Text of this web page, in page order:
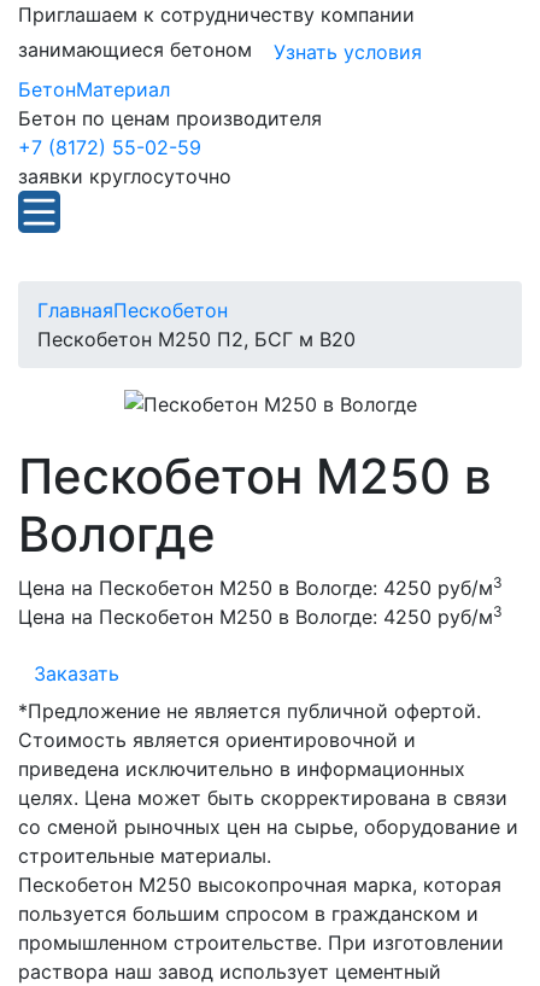
Приглашаем к сотрудничеству компании
занимающиеся бетоном
Узнать условия
БетонМатериал
Бетон по ценам производителя
+7 (8172) 55-02-59
заявки круглосуточно
ГлавнаяПескобетон
Пескобетон М250 П2, БСГ м В20
Пескобетон М250 в
Вологде
Цена на Пескобетон М250 в Вологде: 4250 руб/м3
Цена на Пескобетон М250 в Вологде: 4250 руб/м3
Заказать
*Предложение не является публичной офертой.
Стоимость является ориентировочной и
приведена исключительно в информационных
целях. Цена может быть скорректирована в связи
со сменой рыночных цен на сырье, оборудование и
строительные материалы.
Пескобетон М250 высокопрочная марка, которая
пользуется большим спросом в гражданском и
промышленном строительстве. При изготовлении
раствора наш завод использует цементный